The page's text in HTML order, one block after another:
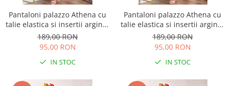
Pantaloni palazzo Athena cu
talie elastica si insertii argintii
- Roz pudrat
189,00 RON
95,00 RON
IN STOC
Pantaloni palazzo Athena cu
talie elastica si insertii argintii
- Lila
189,00 RON
95,00 RON
IN STOC